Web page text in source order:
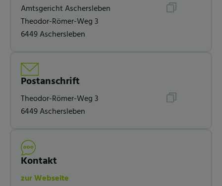
Amtsgericht Aschersleben
Theodor-Römer-Weg 3
6449 Aschersleben
Postanschrift
Theodor-Römer-Weg 3
6449 Aschersleben
Kontakt
zur Webseite